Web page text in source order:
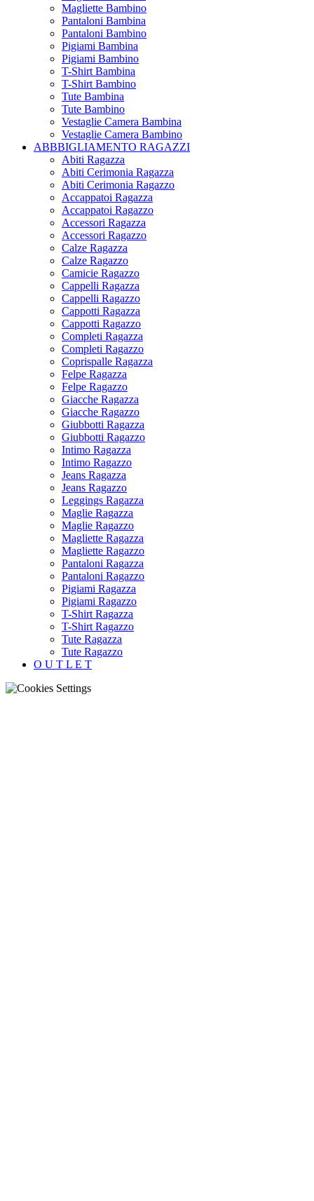
Magliette Bambino
Pantaloni Bambina
Pantaloni Bambino
Pigiami Bambina
Pigiami Bambino
T-Shirt Bambina
T-Shirt Bambino
Tute Bambina
Tute Bambino
Vestaglie Camera Bambina
Vestaglie Camera Bambino
ABBBIGLIAMENTO RAGAZZI
Abiti Ragazza
Abiti Cerimonia Ragazza
Abiti Cerimonia Ragazzo
Accappatoi Ragazza
Accappatoi Ragazzo
Accessori Ragazza
Accessori Ragazzo
Calze Ragazza
Calze Ragazzo
Camicie Ragazzo
Cappelli Ragazza
Cappelli Ragazzo
Cappotti Ragazza
Cappotti Ragazzo
Completi Ragazza
Completi Ragazzo
Coprispalle Ragazza
Felpe Ragazza
Felpe Ragazzo
Giacche Ragazza
Giacche Ragazzo
Giubbotti Ragazza
Giubbotti Ragazzo
Intimo Ragazza
Intimo Ragazzo
Jeans Ragazza
Jeans Ragazzo
Leggings Ragazza
Maglie Ragazza
Maglie Ragazzo
Magliette Ragazza
Magliette Ragazzo
Pantaloni Ragazza
Pantaloni Ragazzo
Pigiami Ragazza
Pigiami Ragazzo
T-Shirt Ragazza
T-Shirt Ragazzo
Tute Ragazza
Tute Ragazzo
O U T L E T